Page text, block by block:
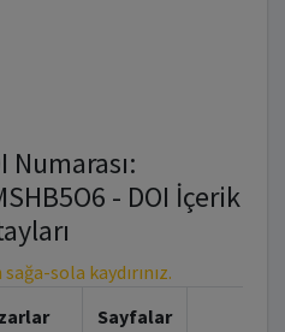
Numarası:
- DOI İçerik
sola kaydırınız.
Sayfalar